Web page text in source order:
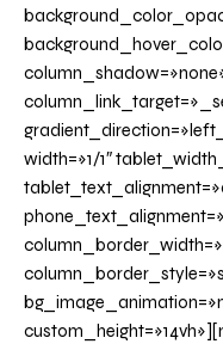
width=»1/1″